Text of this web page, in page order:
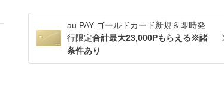
au PAY ゴールドカード新規＆即時発
行限定合計最大23,000Pもらえる※諸
条件あり